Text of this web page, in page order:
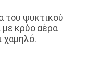
του ψυκτικού
κρύο αέρα
χαμηλό.